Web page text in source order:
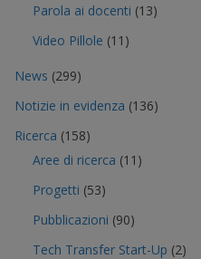
Parola ai docenti (13)
Video Pillole (11)
News (299)
Notizie in evidenza (136)
Ricerca (158)
Aree di ricerca (11)
Progetti (53)
Pubblicazioni (90)
Tech Transfer Start-Up (2)